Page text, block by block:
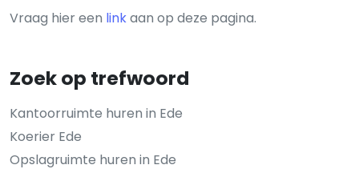
Vraag hier een linkaan op deze pagina.
Zoek op trefwoord
Kantoorruimte huren in Ede
Koerier Ede
Opslagruimte huren in Ede